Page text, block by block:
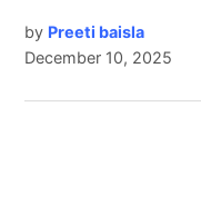
by Preeti baisla
December 10, 2025